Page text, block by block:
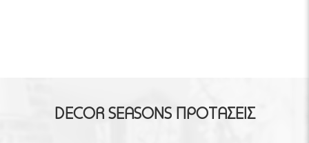
DECOR SEASONS ΠΡΟΤΑΣΕΙΣ